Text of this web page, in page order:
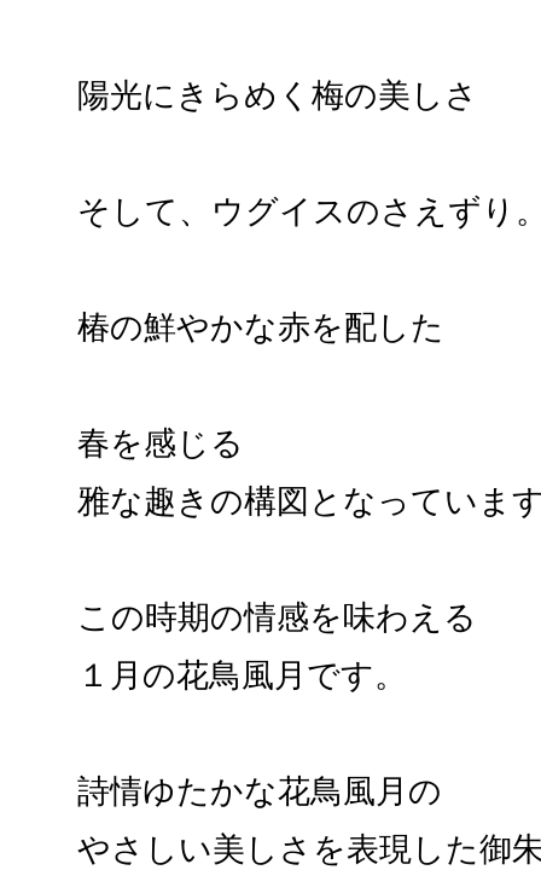
陽光にきらめく梅の美しさ
そして、ウグイスのさえずり
椿の鮮やかな赤を配した
春を感じる
雅な趣きの構図となっていま
この時期の情感を味わえる
１月の花鳥風月です。
詩情ゆたかな花鳥風月の
やさしい美しさを表現した御